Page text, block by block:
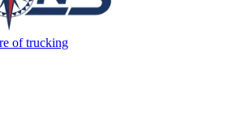
of trucking